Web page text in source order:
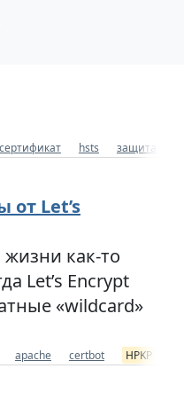
сертификат hsts защита
от Let’s
как-то
Let’s Encrypt
«wildcard»
apache certbot HPKP